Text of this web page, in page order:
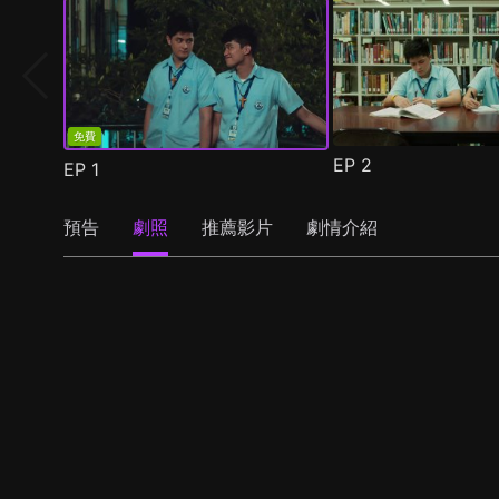
免費
EP 1 EP 2
預告 劇照 推薦影片 劇情介紹